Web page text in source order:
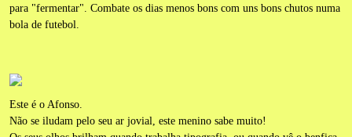
para "fermentar". Combate os dias menos bons com uns bons chutos numa
bola de futebol.
Este é o Afonso.
Não se iludam pelo seu ar jovial, este menino sabe muito!